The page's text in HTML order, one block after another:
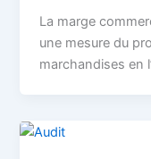
La marge
une mesure du
marchandises en